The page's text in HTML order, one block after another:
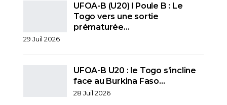
UFOA-B (U20) l Poule B : Le
Togo vers une sortie
prématurée…
29 Juil 2026
UFOA-B U20 : le Togo s’incline
face au Burkina Faso…
28 Juil 2026